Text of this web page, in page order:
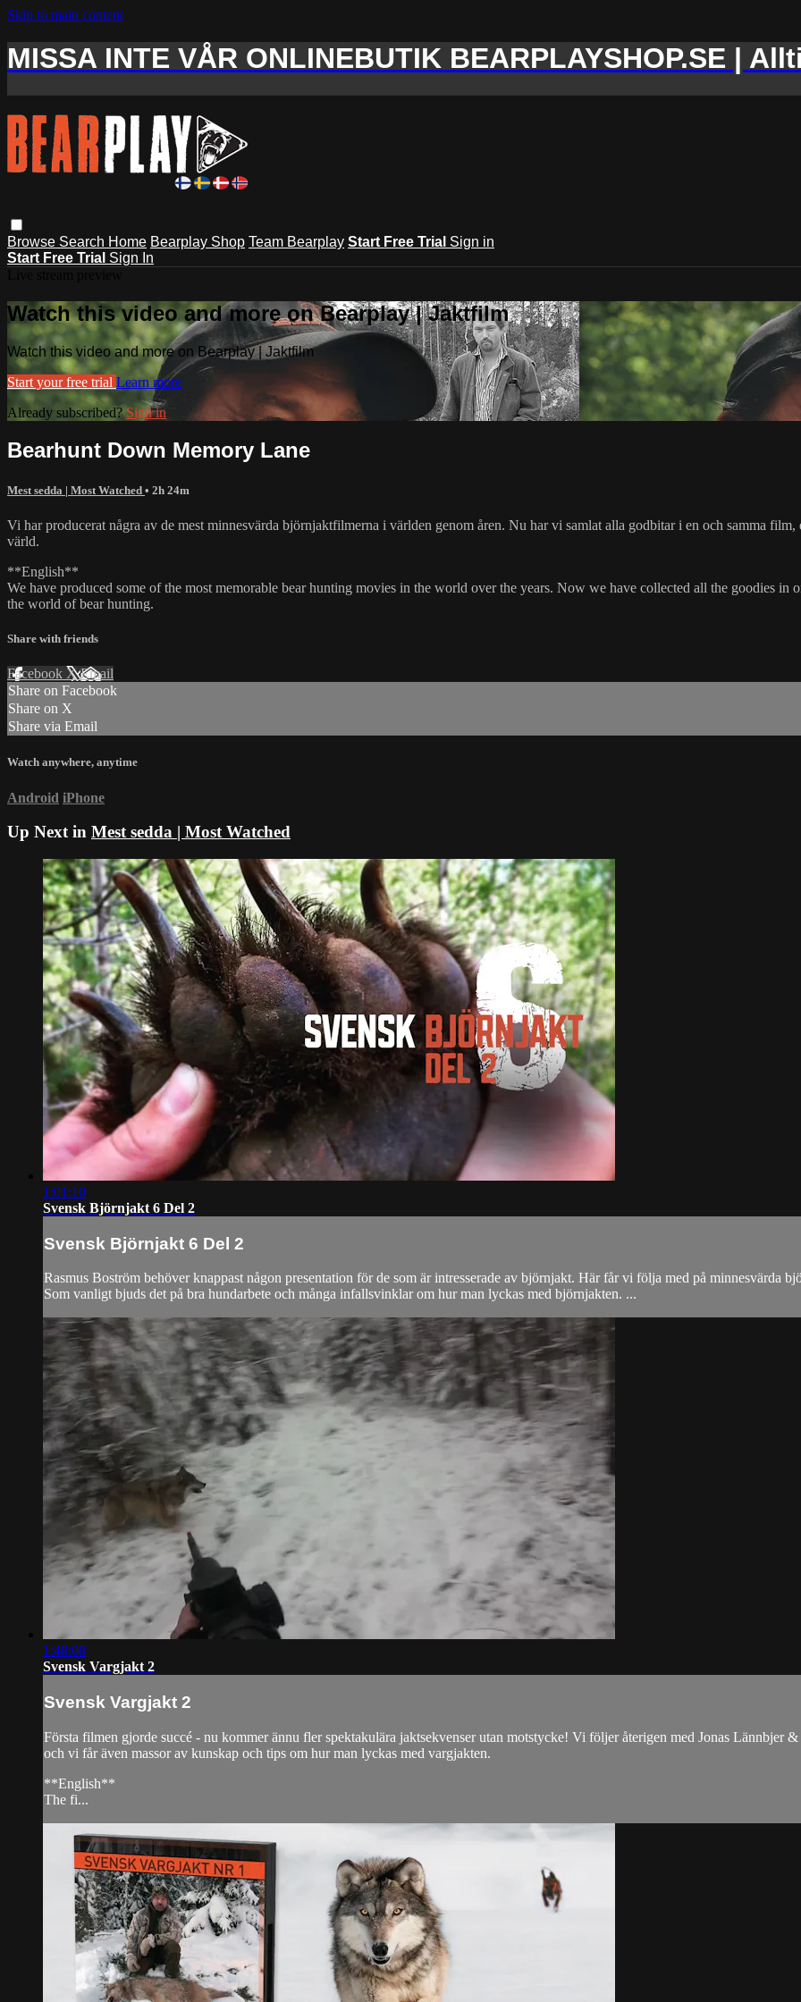
Skip to main content
MISSA INTE VÅR ONLINEBUTIK BEARPLAYSHOP.SE |
Browse Search Home Bearplay Shop Team Bearplay Start Free Trial Sign in
Start Free Trial Sign In
Watch this video and more on Bearplay | Jaktfilm
Watch this video and more on Bearplay | Jaktfilm
Start your free trial Learn more
Already subscribed?Sign in
Bearhunt Down Memory Lane
Mest sedda | Most Watched • 2h 24m
Vi har producerat några av de mest minnesvärda björnjaktfilmerna i världen genom åren. Nu har vi samlat alla godbitar i en och samma
värld.
**English**
We have produced some of the most memorable bear hunting movies in the world over the years. Now we have collected all the goodies in
the world of bear hunting.
Share with friends
Facebook XEmail
Share on Facebook
Share on X
Share via Email
Watch anywhere, anytime
Android iPhone
Up Next in Mest sedda | Most Watched
1:01:10
Svensk Björnjakt 6 Del 2
Svensk Björnjakt 6 Del 2
Rasmus Boström behöver knappast någon presentation för de som är intresserade av björnjakt. Här får vi följa med på minnesvärda
Som vanligt bjuds det på bra hundarbete och många infallsvinklar om hur man lyckas med björnjakten. ...
1:48:08
Svensk Vargjakt 2
Svensk Vargjakt 2
Första filmen gjorde succé - nu kommer ännu fler spektakulära jaktsekvenser utan motstycke! Vi följer återigen med Jonas Lännbjer
och vi får även massor av kunskap och tips om hur man lyckas med vargjakten.
**English**
The fi...